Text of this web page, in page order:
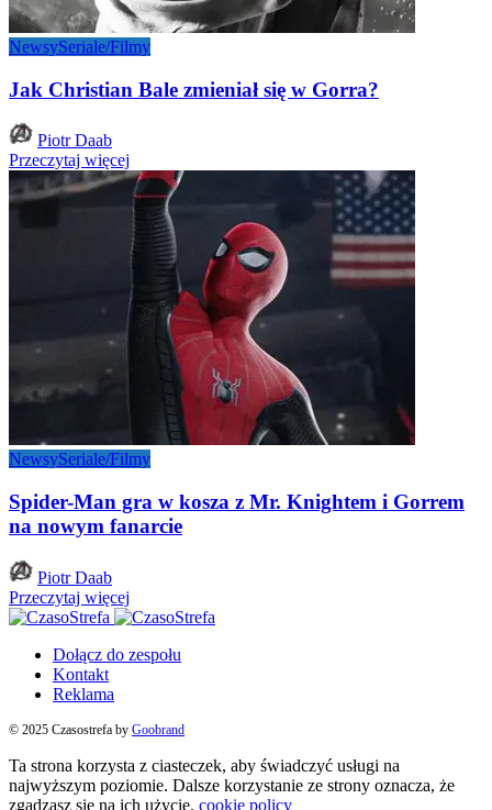
NewsySeriale/Filmy
Jak Christian Bale zmieniał się w Gorra?
Posted
by
Piotr Daab
Przeczytaj więcej
NewsySeriale/Filmy
Spider-Man gra w kosza z Mr. Knightem i Gorrem
na nowym fanarcie
Posted
by
Piotr Daab
Przeczytaj więcej
Dołącz do zespołu
Kontakt
Reklama
© 2025 Czasostrefa by Goobrand
Ta strona korzysta z ciasteczek, aby świadczyć usługi na
najwyższym poziomie. Dalsze korzystanie ze strony oznacza, że
zgadzasz się na ich użycie. cookie policy